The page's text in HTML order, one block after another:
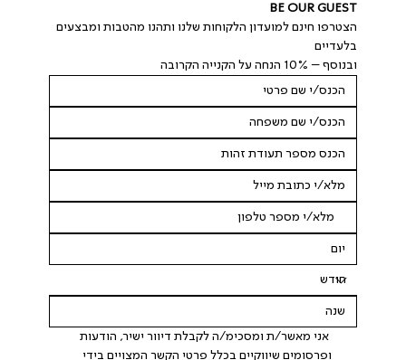
BE OUR GUEST
הצטרפו חינם למועדון הלקוחות שלנו ותהנו מהטבות ומבצעים
בלעדיים
ובנוסף – 10% הנחה על הקנייה הקרובה
אני מאשר/ת ומסכימ/ה לקבלת דיוור ישיר, הודעות